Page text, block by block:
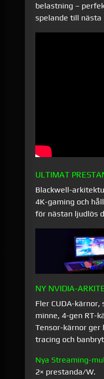
belastning –
spelande till nästa
ULTIMAT
Blackwell-
4K-gaming och
för nästan ljudlös
NY NVIDIA-
Fler CUDA-kärnor,
minne, 4-gen RT-
Tensor-kärnor ger
tracing och
Nya Streaming-
2× prestanda/​W.